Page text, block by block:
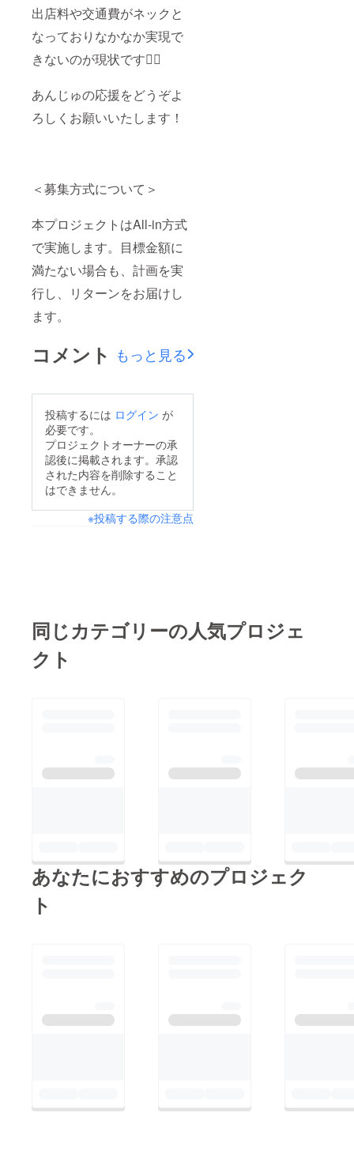
出店料や交通費がネックと
なっておりなかなか実現で
きないのが現状です🙇‍♀️
あんじゅの応援をどうぞよ
ろしくお願いいたします！
＜募集方式について＞
本プロジェクトはAll-in方式
で実施します。目標金額に
満たない場合も、計画を実
行し、リターンをお届けし
ます。
コメント もっと見る
投稿するには ログイン が
必要です。
プロジェクトオーナーの承
認後に掲載されます。承認
された内容を削除すること
はできません。
※投稿する際の注意点
同じカテゴリーの人気プロジェ
クト
あなたにおすすめのプロジェク
ト